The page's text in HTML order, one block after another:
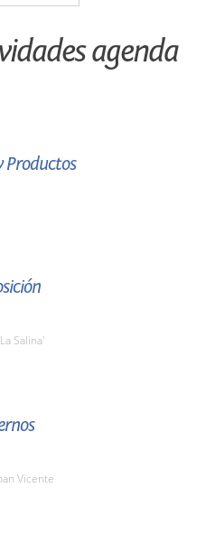
agenda
Productos
Salina'
Vicente